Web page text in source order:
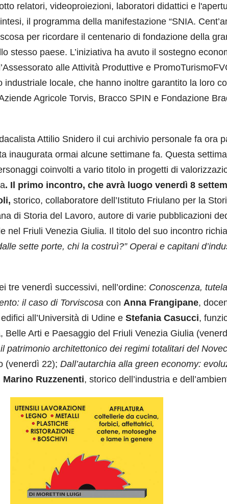
relatori, videoproiezioni, laboratori didattici e
il programma della manifestazione “SNIA.
per ricordare il centenario di fondazione della
stesso paese. L’iniziativa ha avuto il sostegno
alle Attività Produttive e
industriale locale, che hanno inoltre garantito la loro
Agricole Torvis, Bracco SPIN e Fondazione
Attilio Snidero il cui archivio personale fa ora
inaugurata ormai alcune settimane fa. Questa
coinvolti a vario titolo in progetti di
. Il primo incontro, che avrà luogo venerdì 8
, storico, collaboratore dell’Istituto Friulano per la
di Storia del Lavoro, autore di varie pubblicazioni
nel Friuli Venezia Giulia. Il titolo del suo incontro
sette porte, chi la costruì?” Operai e capitani
tre venerdì successivi, nell’ordine: Conoscenza,
il caso di Torviscosa con Anna Frangipane,
all’Università di Udine e Stefania Casucci,
Belle Arti e Paesaggio del Friuli Venezia Giulia
patrimonio architettonico dei regimi totalitari del
(venerdì 22); Dall’autarchia alla green economy:
Marino Ruzzenenti, storico dell’industria e